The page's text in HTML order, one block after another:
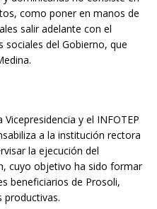
como poner en manos de
salir adelante con el
del Gobierno, que
y el INFOTEP
a la institución rectora
la ejecución del
cuyo objetivo ha sido formar
beneficiarios de Prosoli,
productivas.